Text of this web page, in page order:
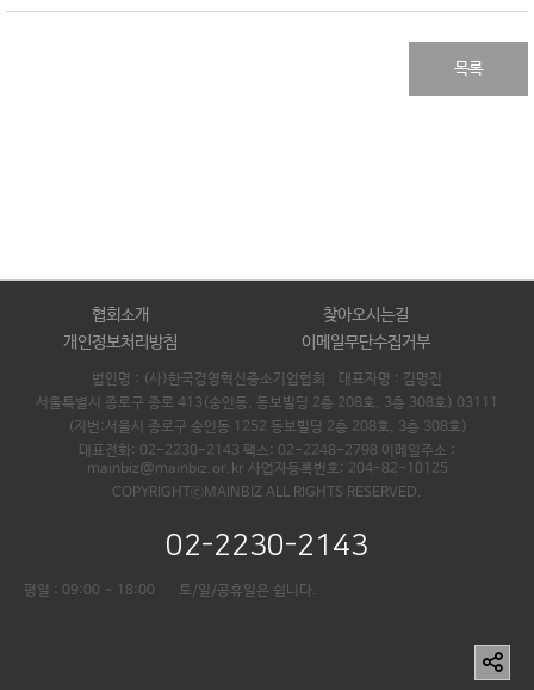
목록
협회소개
찾아오시는길
개인정보처리방침
이메일무단수집거부
법인명 : (사)한국경영혁신중소기업협회 대표자명 : 김명진
서울특별시 종로구 종로 413(숭인동, 동보빌딩 2층 208호, 3층 308호) 03111
(지번:서울시 종로구 숭인동 1252 동보빌딩 2층 208호, 3층 308호)
대표전화: 02-2230-2143 팩스: 02-2248-2798 이메일주소 :
mainbiz@mainbiz.or.kr 사업자등록번호: 204-82-10125
COPYRIGHTⓒMAINBIZ ALL RIGHTS RESERVED.
02-2230-2143
평일 : 09:00 ~ 18:00 토/일/공휴일은 쉽니다.